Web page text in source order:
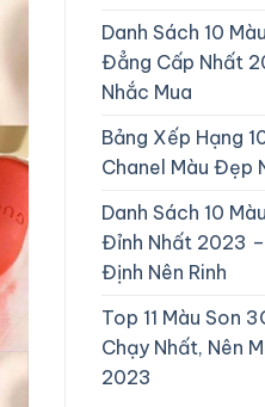
Danh Sách 10
Đẳng Cấp Nhất
Nhắc Mua
Bảng Xếp Hạng
Chanel Màu Đẹp
Danh Sách 10
Đỉnh Nhất 2023
Định Nên Rinh
Top 11 Màu Son
Chạy Nhất, Nên
2023